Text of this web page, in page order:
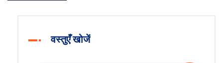
वस्तुएँ खोजें